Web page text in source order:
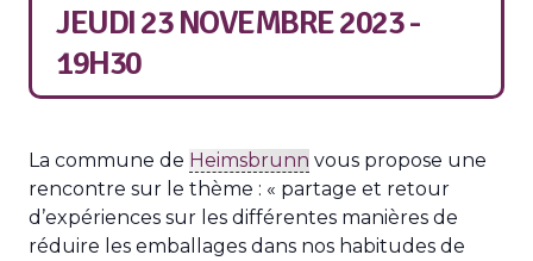
JEUDI 23 NOVEMBRE 2023 -
19H30
La commune de Heimsbrunn vous propose une
rencontre sur le thème : « partage et retour
d’expériences sur les différentes manières de
réduire les emballages dans nos habitudes de